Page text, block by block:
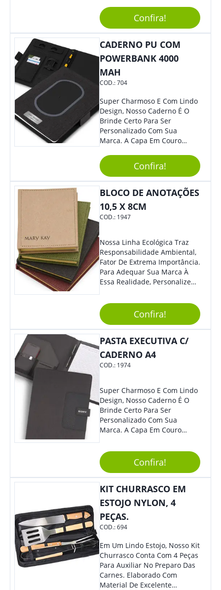
Sua Empresa Em Eventos,
Reuniões Corporativas Ou Até
Mesmo Para Presentear
Colaboradores E Parceiros De
Sua Empresa.
Confira!
CADERNO PU COM
POWERBANK 4000
MAH
COD.:704
Super Charmoso E Com Lindo
Design, Nosso Caderno É O
Brinde Certo Para Ser
Personalizado Com Sua
Marca. A Capa Em Couro
Elástico Permite Maior
Segurança Ao Carregá-Lo.
Ofereça A Seus Clientes E
Colaboradores, Sem Dúvidas
Confira!
BLOCO DE ANOTAÇÕES
10,5 X 8CM
COD.: 1947
Nossa Linha Ecológica Traz
Responsabilidade Ambiental,
Fator De Extrema Importância.
Para Adequar Sua Marca À
Essa Realidade, Personalize
Anotações Com Post-It E
Caneta. Elaborado A Partir De
Material Reciclado, O Brinde
Também É Prático, Tornando-
Se Assim Excelente Para Uso
Cotidiano. Perfeito, Não É?!
Confira!
PASTA EXECUTIVA C/
CADERNO A4
COD.: 1974
Super Charmoso E Com Lindo
Design, Nosso Caderno É O
Brinde Certo Para Ser
Personalizado Com Sua
Marca. A Capa Em Couro
Elástico Permite Maior
Segurança Ao Carregá-Lo.
Ofereça A Seus Clientes E
Colaboradores, Sem Dúvidas
Eles Irão Adorar.
Confira!
KIT CHURRASCO EM
ESTOJO NYLON, 4
PEÇAS.
COD.:694
Em Um Lindo Estojo, Nosso Kit
Churrasco Conta Com 4 Peças
Para Auxiliar No Preparo Das
Carnes. Elaborado Com
Material De Excelente